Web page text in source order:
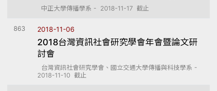
中正大學傳播學系 - 2018-11-17 截止
863 2018-11-06
2018台灣資訊社會研究學會年會暨論文研
討會
台灣資訊社會研究學會、國立交通大學傳播與科技學系 -
2018-11-10 截止